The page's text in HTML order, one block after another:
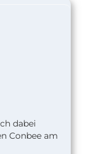
dabei
Conbee am